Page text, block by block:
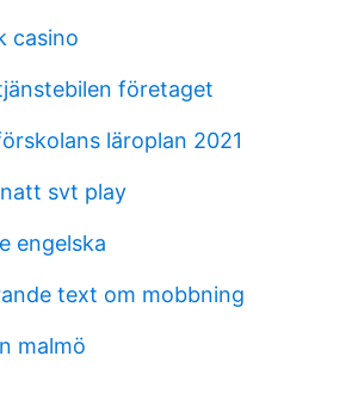
casino
företaget
läroplan 2021
svt play
engelska
text om mobbning
malmö